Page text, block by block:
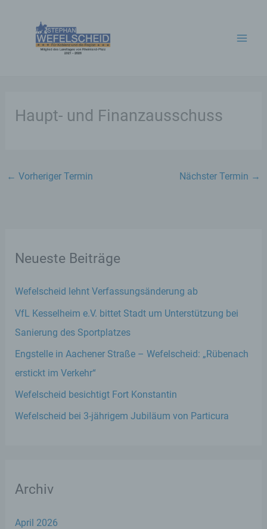
Haupt- und Finanzausschuss
← Vorheriger Termin Nächster Termin →
Neueste Beiträge
Wefelscheid lehnt Verfassungsänderung ab
VfL Kesselheim e.V. bittet Stadt um Unterstützung bei
Sanierung des Sportplatzes
Engstelle in Aachener Straße – Wefelscheid: „Rübenach
erstickt im Verkehr“
Wefelscheid besichtigt Fort Konstantin
Wefelscheid bei 3-jährigem Jubiläum von Particura
Archiv
April 2026